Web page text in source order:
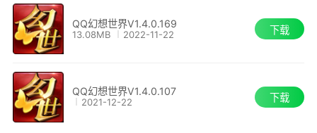
QQ幻想世界V1.4.0.169
13.08MB 2022-11-22 下载
QQ幻想世界V1.4.0.107
2021-12-22 下载